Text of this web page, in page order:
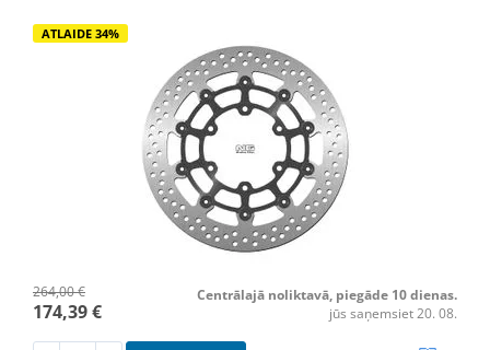
ATLAIDE 34%
264,00 €
174,39 €
Centrālajā noliktavā, piegāde 10 dienas.
jūs saņemsiet 20. 08.